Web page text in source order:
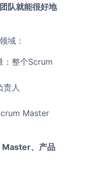
队就能很好地
域：
：整个Scrum
人
Master
Master、产品